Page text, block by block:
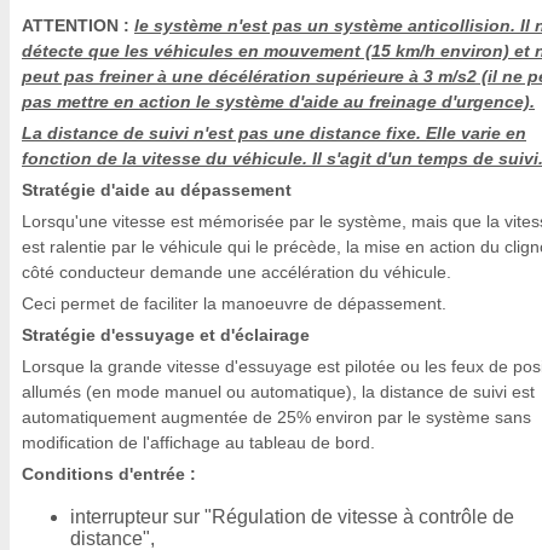
ATTENTION : le système n'est pas un système anticollision. Il
détecte que les véhicules en mouvement (15 km/h environ) et
peut pas freiner à une décélération supérieure à 3 m/s2 (il ne
pas mettre en action le système d'aide au freinage d'urgence).
La distance de suivi n'est pas une distance fixe. Elle varie en
fonction de la vitesse du véhicule. Il s'agit d'un temps de suivi.
Stratégie d'aide au dépassement
Lorsqu'une vitesse est mémorisée par le système, mais que la
est ralentie par le véhicule qui le précède, la mise en action du
côté conducteur demande une accélération du véhicule.
Ceci permet de faciliter la manoeuvre de dépassement.
Stratégie d'essuyage et d'éclairage
Lorsque la grande vitesse d'essuyage est pilotée ou les feux de
allumés (en mode manuel ou automatique), la distance de suivi est
automatiquement augmentée de 25% environ par le système sans
modification de l'affichage au tableau de bord.
Conditions d'entrée :
interrupteur sur "Régulation de vitesse à contrôle de
distance",